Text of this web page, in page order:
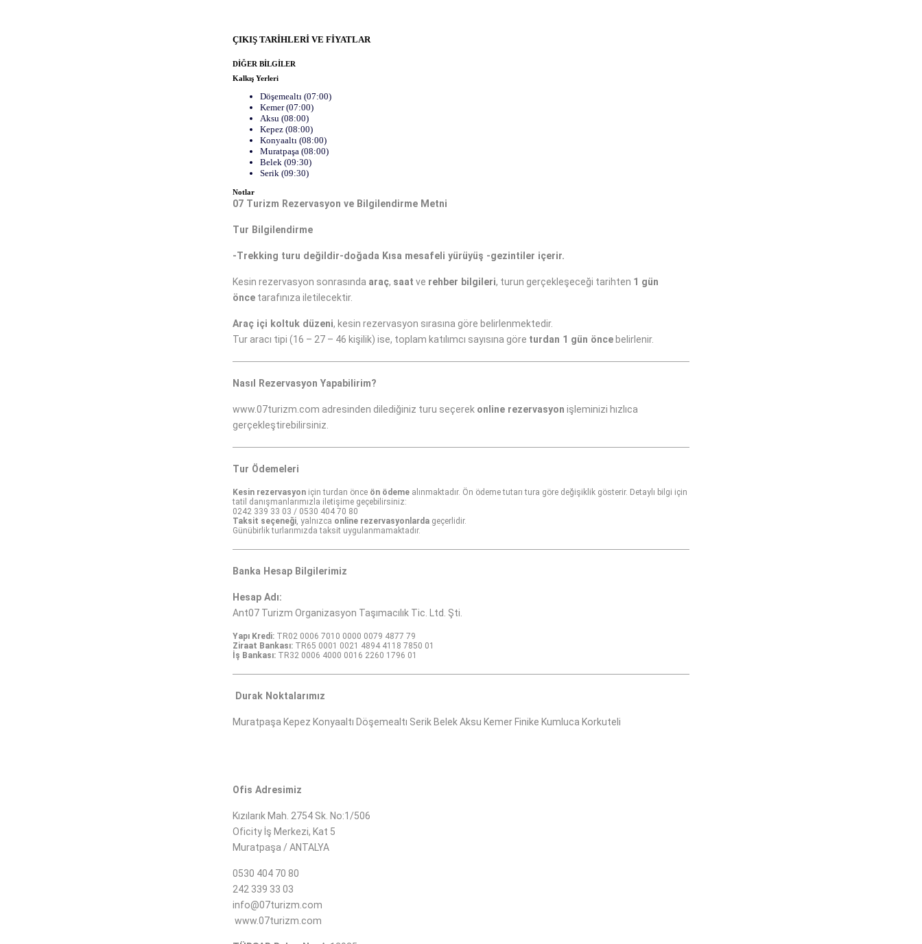
ÇIKIŞ TARİHLERİ VE FİYATLAR
DİĞER BİLGİLER
Kalkış Yerleri
Döşemealtı (07:00)
Kemer (07:00)
Aksu (08:00)
Kepez (08:00)
Konyaaltı (08:00)
Muratpaşa (08:00)
Belek (09:30)
Serik (09:30)
Notlar
07 Turizm Rezervasyon ve Bilgilendirme Metni
Tur Bilgilendirme
-Trekking turu değildir-doğada Kısa mesafeli yürüyüş -gezintiler içerir.
Kesin rezervasyon sonrasında araç, saat ve rehber bilgileri, turun gerçekleşeceği tarihten 1 gün
önce tarafınıza iletilecektir.
Araç içi koltuk düzeni, kesin rezervasyon sırasına göre belirlenmektedir.
Tur aracı tipi (16 – 27 – 46 kişilik) ise, toplam katılımcı sayısına göre turdan 1 gün önce belirlenir.
Nasıl Rezervasyon Yapabilirim?
www.07turizm.com adresinden dilediğiniz turu seçerek online rezervasyon işleminizi hızlıca
gerçekleştirebilirsiniz.
Tur Ödemeleri
Kesin rezervasyon için turdan önce ön ödeme alınmaktadır. Ön ödeme tutarı tura göre değişiklik gösterir. Detaylı bilgi için
tatil danışmanlarımızla iletişime geçebilirsiniz:
0242 339 33 03 / 0530 404 70 80
Taksit seçeneği, yalnızca online rezervasyonlarda geçerlidir.
Günübirlik turlarımızda taksit uygulanmamaktadır.
Banka Hesap Bilgilerimiz
Hesap Adı:
Ant07 Turizm Organizasyon Taşımacılık Tic. Ltd. Şti.
Yapı Kredi: TR02 0006 7010 0000 0079 4877 79
Ziraat Bankası: TR65 0001 0021 4894 4118 7850 01
İş Bankası: TR32 0006 4000 0016 2260 1796 01
Durak Noktalarımız
Muratpaşa Kepez Konyaaltı Döşemealtı Serik Belek Aksu Kemer Finike Kumluca Korkuteli
Ofis Adresimiz
Kızılarık Mah. 2754 Sk. No:1/506
Oficity İş Merkezi, Kat 5
Muratpaşa / ANTALYA
0530 404 70 80
242 339 33 03
info@07turizm.com
www.07turizm.com